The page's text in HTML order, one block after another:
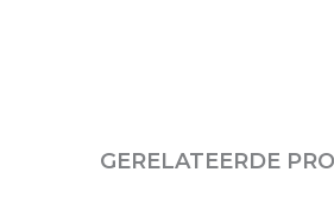
GERELATEERDE